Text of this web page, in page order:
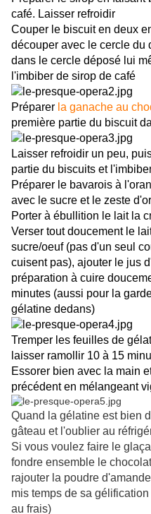
café. Laisser refroidir
Couper le biscuit en deux
découper avec le cercle du
dans le cercle déposé lui
l'imbiber de sirop de café
Préparer la ganache au
première partie du biscuit
Laisser refroidir un peu,
partie du biscuits et
Préparer le bavarois à
avec le sucre et le zeste
Porter à ébullition le lait la
Verser tout doucement le
sucre/oeuf (pas d'un seul
cuisent pas), ajouter le jus
préparation à cuire
minutes (aussi pour la
gélatine dedans)
Tremper les feuilles de
laisser ramollir 10 à 15
Essorer bien avec la main
précédent en mélangeant
Quand la gélatine est bien
gâteau et l'oublier au
Si vous voulez faire le
fondre ensemble le
rajouter la poudre
mis temps de sa
au frais)